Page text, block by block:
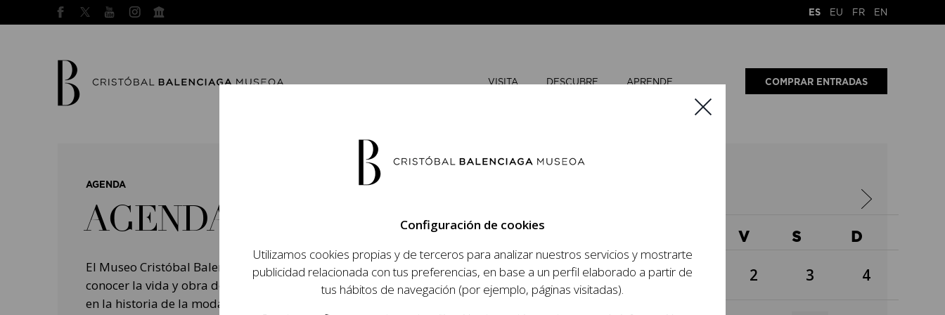
ES EU FR EN
VISITA DESCUBRE APRENDE COMPRAR ENTRADAS
AGENDA
AGENDA
El Museo Cristóbal Balenciaga tiene como objetivo dar a
conocer la vida y obra del prestigioso modista, su relevancia
en la historia de la moda, y la contemporaneidad de su legado.
V S D
2 3 4
Configuración de cookies
Utilizamos cookies propias y de terceros para analizar nuestros servicios y mostrarte
publicidad relacionada con tus preferencias, en base a un perfil elaborado a partir de
tus hábitos de navegación (por ejemplo, páginas visitadas).